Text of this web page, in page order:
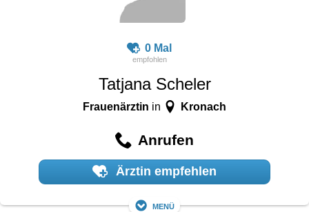
0 Mal
Tatjana Scheler
Frauenärztin in Kronach
Anrufen
Ärztin empfehlen
Menü